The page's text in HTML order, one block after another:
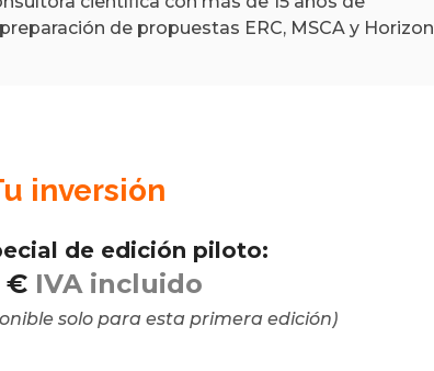
de propuestas ERC, MSCA y Horizon
inversión
de edición piloto:
€ IVA incluido
solo para esta primera edición)